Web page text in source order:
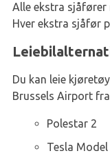
Alle ekstra sjåfører
Hver ekstra sjåfør
Du kan leie
Brussels Airport
Polestar 2
Tesla Model